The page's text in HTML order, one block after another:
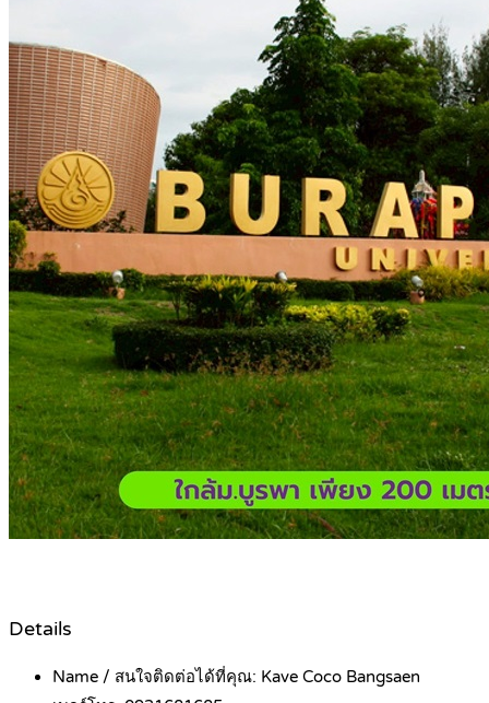
Details
Name / สนใจติดต่อได้ที่คุณ: Kave Coco Bangsaen